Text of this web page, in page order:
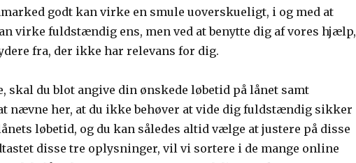
godt kan virke en smule uoverskueligt, i og med at
virke fuldstændig ens, men ved at benytte dig af vores hjælp,
fra, der ikke har relevans for dig.
skal du blot angive din ønskede løbetid på lånet samt
nævne her, at du ikke behøver at vide dig fuldstændig sikker
løbetid, og du kan således altid vælge at justere på disse
disse tre oplysninger, vil vi sortere i de mange online